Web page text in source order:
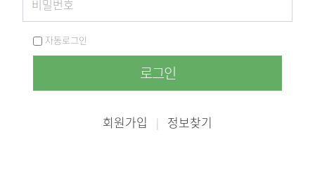
자동로그인
로그인
회원가입 | 정보찾기